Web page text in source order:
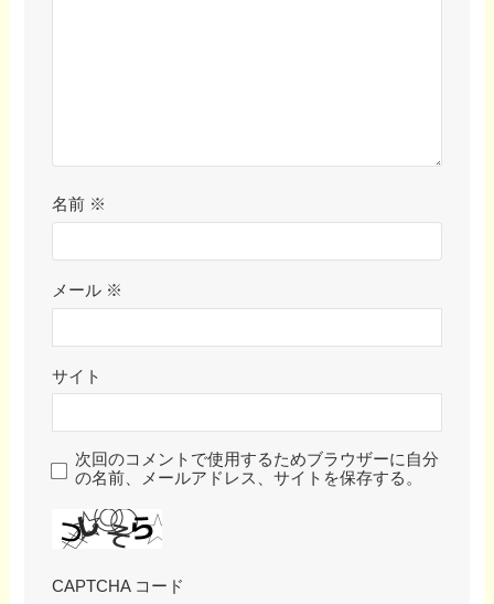
名前 ※
メール ※
サイト
次回のコメントで使用するためブラウザーに自分
の名前、メールアドレス、サイトを保存する。
CAPTCHA コード